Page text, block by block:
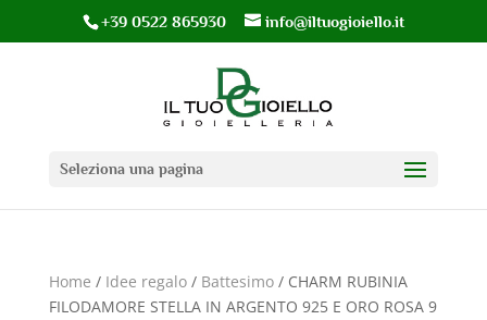
+39 0522 865930 info@iltuogioiello.it
Seleziona una pagina
Home / Idee regalo/ Battesimo/ CHARM RUBINIA
FILODAMORE STELLA IN ARGENTO 925 E ORO ROSA 9